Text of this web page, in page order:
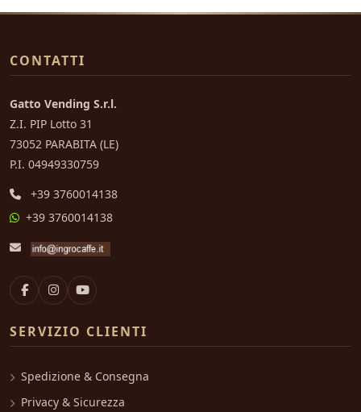
CONTATTI
Gatto Vending S.r.l.
Z.I. PIP Lotto 31
73052 PARABITA (LE)
P.I. 04949330759
+39 3760014138
+39 3760014138
SERVIZIO CLIENTI
Spedizione & Consegna
Privacy & Sicurezza